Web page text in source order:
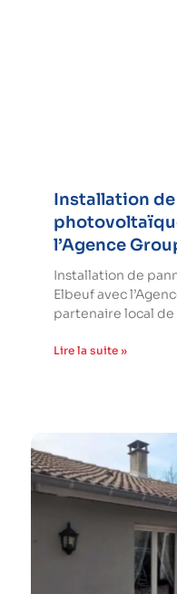
Installation
l’Agence
Installation de
Elbeuf avec
partenaire local
Lire la suite »